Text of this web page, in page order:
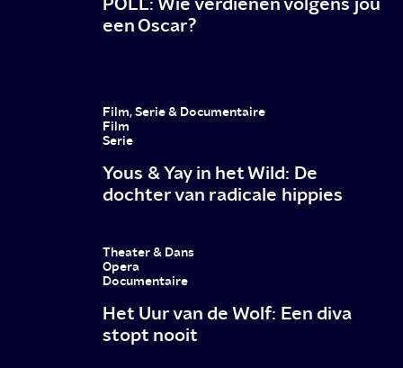
een Oscar?
Film, Serie & Documentaire
Film
Serie
Yous & Yay in het Wild: De
dochter van radicale hippies
Theater & Dans
Opera
Documentaire
Het Uur van de Wolf: Een diva
stopt nooit